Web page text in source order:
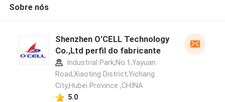
Sobre nós
Shenzhen O'CELL Technology
Co.,Ltd perfil do fabricante
Industrial Park,No.1,Yayuan
Road,Xiaoting District,Yichang
City,Hubei Province ,CHINA
5.0